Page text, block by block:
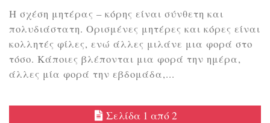
Η σχέση μητέρας – κόρης είναι σύνθετη και
πολυδιάστατη. Ορισμένες μητέρες και κόρες είναι
κολλητές φίλες, ενώ άλλες μιλάνε μια φορά στο
τόσο. Κάποιες βλέπονται μια φορά την ημέρα,
άλλες μία φορά την εβδομάδα,...
Σελίδα 1 από 2